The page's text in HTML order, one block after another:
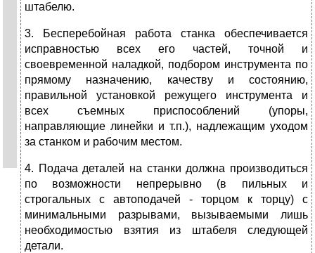
штабелю.
3. Бесперебойная работа станка обеспечивается
исправностью всех его частей, точной и
своевременной наладкой, подбором инструмента по
прямому назначению, качеству и состоянию,
правильной установкой режущего инструмента и
всех съемных приспособлений (упоры,
направляющие линейки и т.п.), надлежащим уходом
за станком и рабочим местом.
4. Подача деталей на станки должна производиться
по возможности непрерывно (в пильных и
строгальных с автоподачей - торцом к торцу) с
минимальными разрывами, вызываемыми лишь
необходимостью взятия из штабеля следующей
детали.